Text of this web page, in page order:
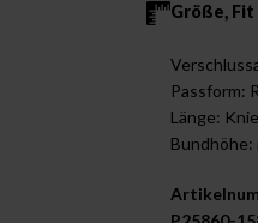
Größe, Fit
Passform:
Länge:
Bundhöhe: